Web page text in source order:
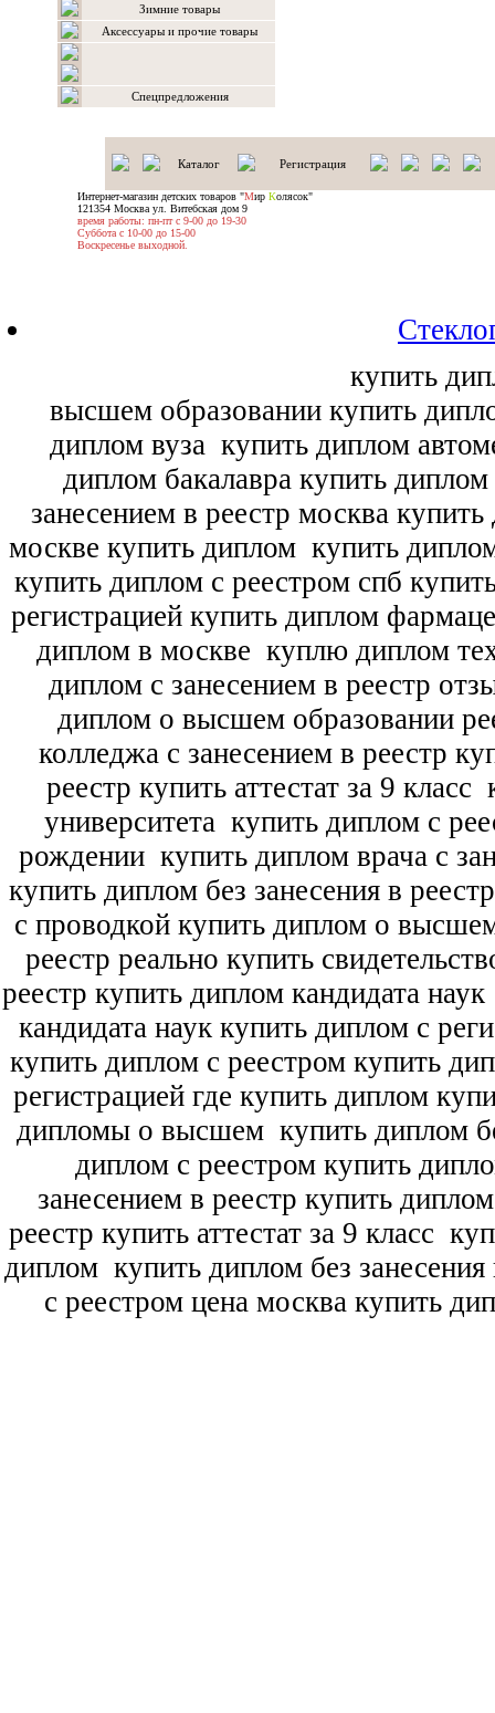
Зимние товары
Аксессуары и прочие товары
Спецпредложения
Каталог Регистрация
Интернет-магазин детских товаров "Мир Колясок"
121354 Москва ул. Витебская дом 9
время работы: пн-пт с 9-00 до 19-30
Суббота с 10-00 до 15-00
Воскресенье выходной.
купить
высшем образовании купить
диплом вуза купить диплом
диплом бакалавра купить
занесением в реестр москва
москве купить диплом купить
купить диплом с реестром спб
регистрацией купить диплом
диплом в москве куплю диплом
диплом с занесением в реестр
диплом о высшем образовании
колледжа с занесением в реестр
реестр купить аттестат за 9 класс
университета купить диплом с
рождении купить диплом врача с
купить диплом без занесения в
с проводкой купить диплом о
реестр реально купить
реестр купить диплом кандидата наук
кандидата наук купить диплом с
купить диплом с реестром купить
регистрацией где купить диплом
дипломы о высшем купить диплом
диплом с реестром купить
занесением в реестр купить
реестр купить аттестат за 9 класс
диплом купить диплом без
с реестром цена москва купить